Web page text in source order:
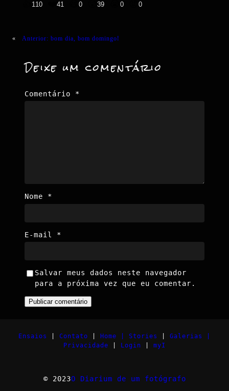
110 41 0 39 0 0
« Anterior: bom dia, bom domingo!
Deixe um comentário
Comentário *
Nome *
E-mail *
Salvar meus dados neste navegador
para a próxima vez que eu comentar.
Ensaios Contato Home | Stories
Galerias |
Privacidade
Login myI
© 2023O Diarium de um fotógrafo